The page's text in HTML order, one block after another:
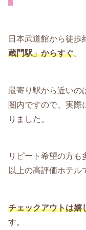
日本武道館から徒歩
蔵門駅」からすぐ。
最寄り駅から近いの
圏内ですので、実際
りました。
リピート希望の方
以上の高評価ホテル
チェックアウトは嬉
す。